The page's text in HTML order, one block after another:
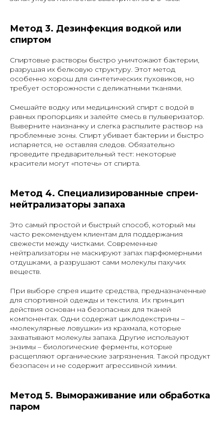
Метод 3. Дезинфекция водкой или
спиртом
Спиртовые растворы быстро уничтожают бактерии,
разрушая их белковую структуру. Этот метод
особенно хорош для синтетических пуховиков, но
требует осторожности с деликатными тканями.
Смешайте водку или медицинский спирт с водой в
равных пропорциях и залейте смесь в пульверизатор.
Выверните наизнанку и слегка распылите раствор на
проблемные зоны. Спирт убивает бактерии и быстро
испаряется, не оставляя следов. Обязательно
проведите предварительный тест: некоторые
красители могут «потечь» от спирта.
Метод 4. Специализированные спреи-
нейтрализаторы запаха
Это самый простой и быстрый способ, который мы
часто рекомендуем клиентам для поддержания
свежести между чистками. Современные
нейтрализаторы не маскируют запах парфюмерными
отдушками, а разрушают сами молекулы пахучих
веществ.
При выборе спрея ищите средства, предназначенные
для спортивной одежды и текстиля. Их принцип
действия основан на безопасных для тканей
компонентах. Одни содержат циклодекстрины –
«молекулярные ловушки» из крахмала, которые
захватывают молекулы запаха. Другие используют
энзимы – биологические ферменты, которые
расщепляют органические загрязнения. Такой продукт
безопасен и не содержит агрессивной химии.
Метод 5. Вымораживание или обработка
паром